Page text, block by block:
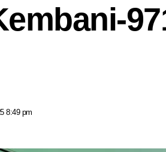
8:49 pm